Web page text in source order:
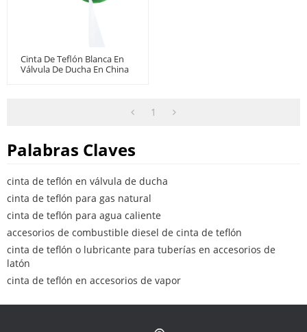
Cinta De Teflón Blanca En
Válvula De Ducha En China
1
Palabras Claves
cinta de teflón en válvula de ducha
cinta de teflón para gas natural
cinta de teflón para agua caliente
accesorios de combustible diesel de cinta de teflón
cinta de teflón o lubricante para tuberías en accesorios de
latón
cinta de teflón en accesorios de vapor